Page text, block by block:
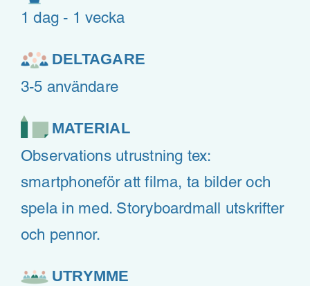
1 dag - 1 vecka
DELTAGARE
3-5 användare
MATERIAL
Observations utrustning tex:
smartphoneför att filma, ta bilder och
spela in med. Storyboardmall utskrifter
och pennor.
UTRYMME